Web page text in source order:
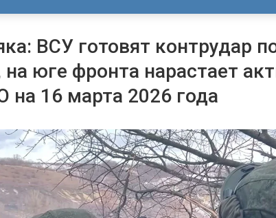
ВСУ готовят контрудар
юге фронта нарастает
на 16 марта 2026 года